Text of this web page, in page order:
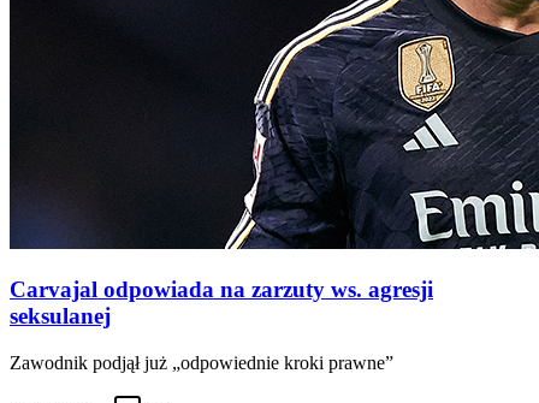
Carvajal odpowiada na zarzuty ws. agresji
seksulanej
Zawodnik podjął już „odpowiednie kroki prawne”